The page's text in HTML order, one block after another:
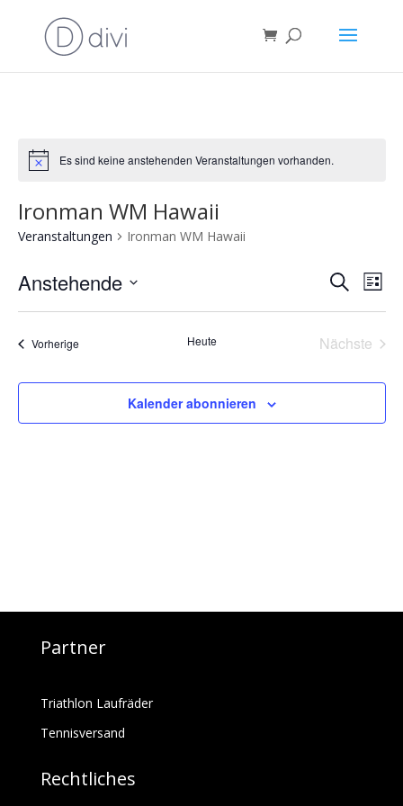
Notice Es sind keine anstehenden Veranstaltungen vorhanden.
Ironman WM Hawaii
Veranstaltungen Ironman WM Hawaii
Suche
SucheListe
Anstehende
VorherigeVeranstaltungen Heute
Nächste
Kalender abonnieren
Partner
Triathlon Laufräder
Tennisversand
Rechtliches